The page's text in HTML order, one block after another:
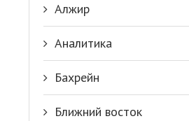
Алжир
Аналитика
Бахрейн
Ближний восток